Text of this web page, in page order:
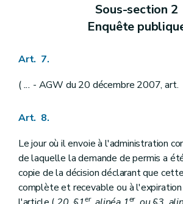
Sous-section 2
Enquête
Art. 7.
(... - AGW du 20 décembre 2007, art.
Art. 8.
Le jour où il envoie à l'administration
de laquelle la demande de permis a
copie de la décision déclarant que
complète et recevable ou à l'expiration
er er